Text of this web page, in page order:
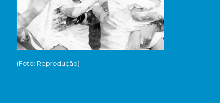
(Foto: Reprodução)